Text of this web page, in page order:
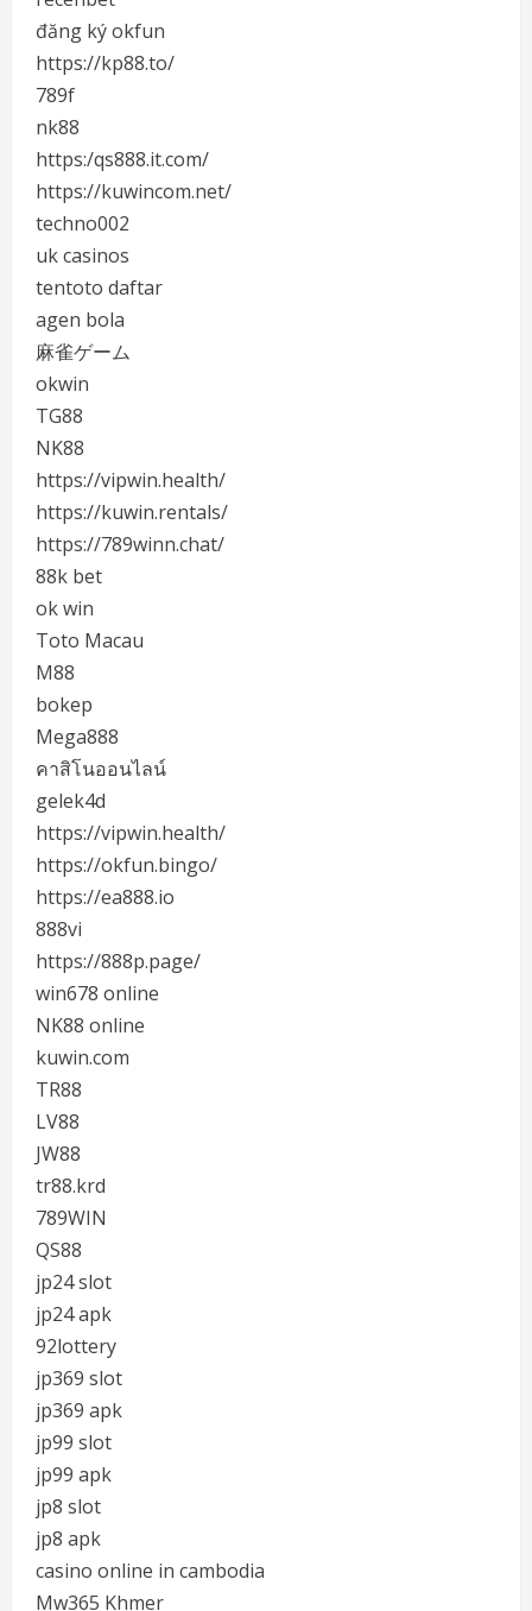
đăng ký okfun
https://kp88.to/
789f
nk88
https:/qs888.it.com/
https://kuwincom.net/
techno002
uk casinos
tentoto daftar
agen bola
麻雀ゲーム
okwin
TG88
NK88
https://vipwin.health/
https://kuwin.rentals/
https://789winn.chat/
88k bet
ok win
Toto Macau
M88
bokep
Mega888
คาสิโนออนไลน์
gelek4d
https://vipwin.health/
https://okfun.bingo/
https://ea888.io
888vi
https://888p.page/
win678 online
NK88 online
kuwin.com
TR88
LV88
JW88
tr88.krd
789WIN
QS88
jp24 slot
jp24 apk
92lottery
jp369 slot
jp369 apk
jp99 slot
jp99 apk
jp8 slot
jp8 apk
casino online in cambodia
Mw365 Khmer